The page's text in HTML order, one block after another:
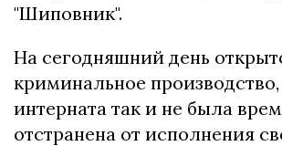
"Шиповник".
На сегодняшний день
криминальное
интерната так и не была
отстранена от исполнения